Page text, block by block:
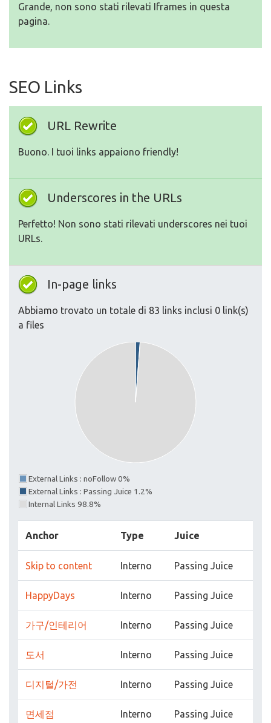
Grande, non sono stati rilevati Iframes in questa
pagina.
SEO Links
URL Rewrite
Buono. I tuoi links appaiono friendly!
Underscores in the URLs
Perfetto! Non sono stati rilevati underscores nei tuoi
URLs.
In-page links
Abbiamo trovato un totale di 83 links inclusi 0 link(s)
a files
External Links : noFollow 0%
External Links : Passing Juice 1.2%
Internal Links 98.8%
Anchor Type Juice
Skip to content Interno Passing Juice
HappyDays Interno Passing Juice
가구/인테리어 Interno Passing Juice
도서 Interno Passing Juice
디지털/가전 Interno Passing Juice
면세점 Interno Passing Juice